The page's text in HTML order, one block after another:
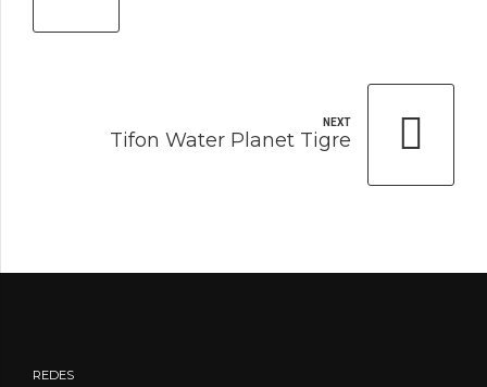
NEXT
Tifon Water Planet Tigre
REDES